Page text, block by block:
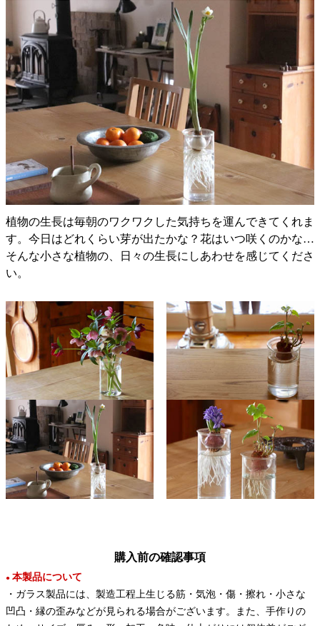
植物の生長は毎朝のワクワクした気持ちを運んできてくれま
す。今日はどれくらい芽が出たかな？花はいつ咲くのかな…
そんな小さな植物の、日々の生長にしあわせを感じてくださ
い。
購入前の確認事項
● 本製品について
・ガラス製品には、製造工程上生じる筋・気泡・傷・擦れ・小さな
凹凸・縁の歪みなどが見られる場合がございます。また、手作りの